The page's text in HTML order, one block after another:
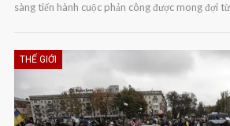
sàng tiến hành cuộc phản công được mong đợi
THẾ GIỚI